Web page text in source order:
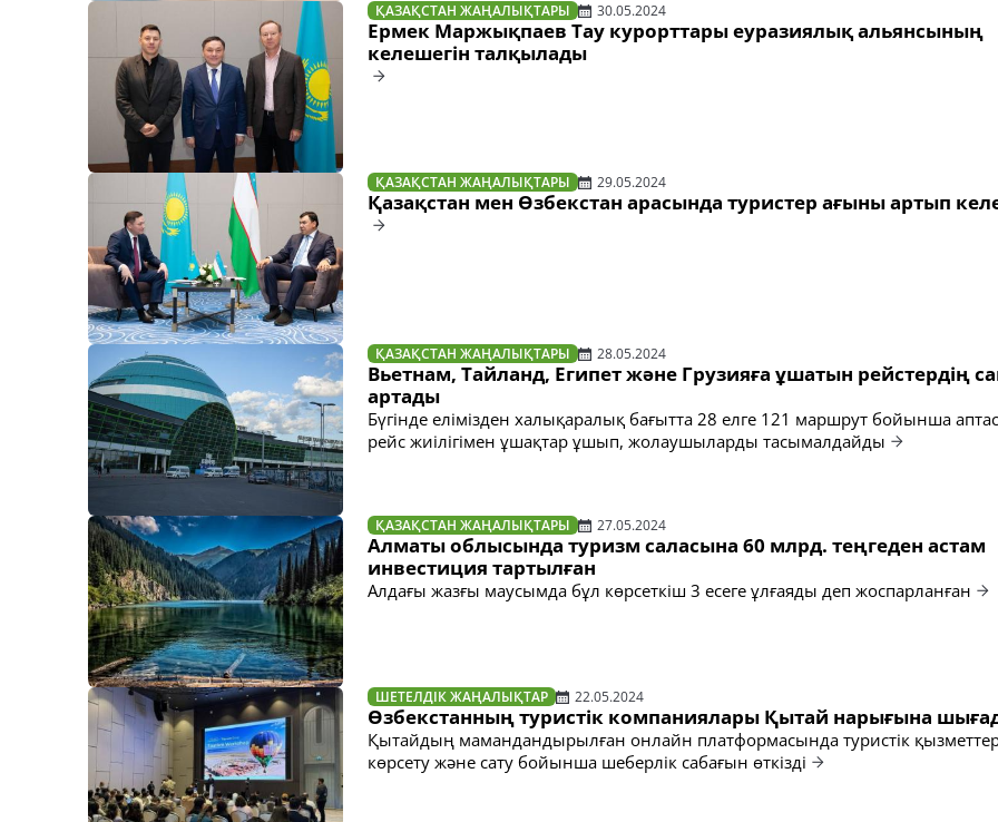
ҚАЗАҚСТАН ЖАҢАЛЫҚТАРЫ 30.05.2024
Ермек Маржықпаев Тау курорттары еуразиялық альянсының
келешегін талқылады
ҚАЗАҚСТАН ЖАҢАЛЫҚТАРЫ 29.05.2024
Қазақстан мен Өзбекстан арасында туристер ағыны артып
ҚАЗАҚСТАН ЖАҢАЛЫҚТАРЫ 28.05.2024
Вьетнам, Тайланд, Египет және Грузияға ұшатын рейстердің
артады
Бүгінде елімізден халықаралық бағытта 28 елге 121 маршрут бойынша
рейс жиілігімен ұшақтар ұшып, жолаушыларды тасымалдайды
ҚАЗАҚСТАН ЖАҢАЛЫҚТАРЫ 27.05.2024
Алматы облысында туризм саласына 60 млрд. теңгеден астам
инвестиция тартылған
Алдағы жазғы маусымда бұл көрсеткіш 3 есеге ұлғаяды деп жоспарланған
ШЕТЕЛДІК ЖАҢАЛЫҚТАР 22.05.2024
Өзбекстанның туристік компаниялары Қытай нарығына
Қытайдың мамандандырылған онлайн платформасында туристік
көрсету және сату бойынша шеберлік сабағын өткізді